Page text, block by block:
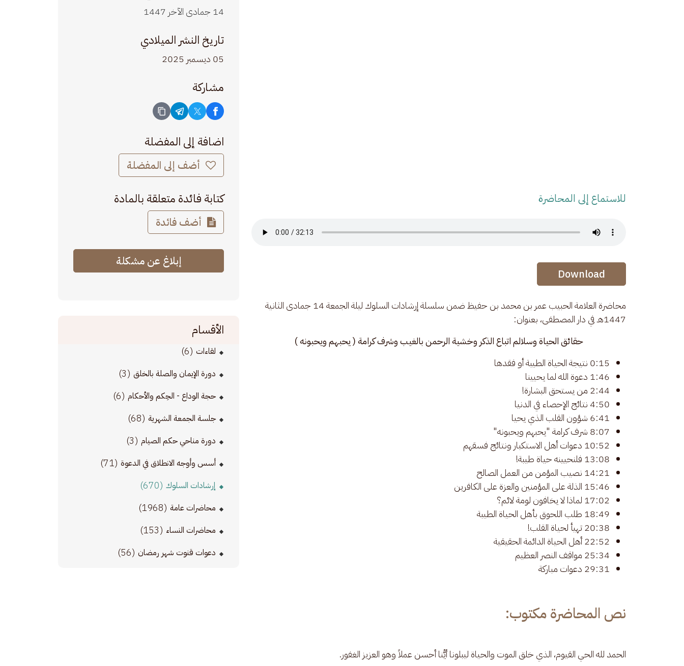
للاستماع إلى المحاضرة
Audio Stream
Audio Stream
Download
محاضرة العلامة الحبيب عمر بن محمد بن حفيظ ضمن سلسلة إرشادات السلوك ليلة الجمعة 14 جمادى الثانية
1447هـ في دار المصطفى، بعنوان:
حقائق الحياة وسلالم اتباع الذكر وخشية الرحمن بالغيب وشرف كرامة ( يحبهم ويحبونه )
0:15 نتيجة الحياة الطيبة أو فقدها
1:46 دعوة الله لما يحيينا
2:44 من يستحق البشارة!
4:50 نتائج الإحصاء في الدنيا
6:41 شؤون القلب الذي يحيا
8:07 شرف كرامة "يحبهم ويحبونه"
10:52 دعوات أهل الاستكبار ونتائج فسقهم
13:08 فلنحيينه حياة طيبة!
14:21 نصيب المؤمن من العمل الصالح
15:46 الذلة على المؤمنين والعزة على الكافرين
17:02 لماذا لا يخافون لومة لائم؟
18:49 طلب اللحوق بأهل الحياة الطيبة
20:38 تهيأ لحياة القلب!
22:52 أهل الحياة الدائمة الحقيقية
25:34 مواقف النصر العظيم
29:31 دعوات مباركة
نص المحاضرة مكتوب:
الحمد لله الحي القيوم، الذي خلق الموت والحياة ليبلونا أيُّنا أحسن عملاً وهو العزيز الغفور.
14 جمادى الآخر 1447
تاريخ النشر الميلادي
05 ديسمبر 2025
مشاركة
اضافة إلى المفضلة
أضف إلى المفضلة
كتابة فائدة متعلقة بالمادة
أضف فائدة
إبلاغ عن مشكلة
الأقسام
لقاءات (6)
دورة الإيمان والصلة بالخلق (3)
حجة الوداع - الحِكم والأحكام (6)
جلسة الجمعة الشهرية (68)
دورة مناحي حكم الصيام (3)
أسس وأوجه الانطلاق في الدعوة (71)
إرشادات السلوك (670)
محاضرات عامة (1968)
محاضرات النساء (153)
دعوات قنوت شهر رمضان (56)